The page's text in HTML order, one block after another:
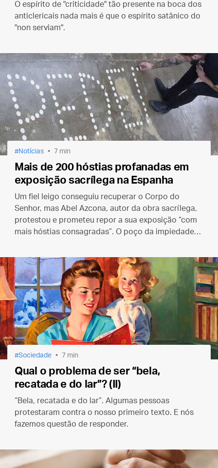
O espírito de "criticidade" tão presente na boca dos
anticlericais nada mais é que o espírito satânico do
"non serviam".
Notícias 7 min
Mais de 200 hóstias profanadas em
exposição sacrílega na Espanha
Um fiel leigo conseguiu recuperar o Corpo do
Senhor, mas Abel Azcona, autor da obra sacrílega,
protestou e prometeu repor a sua exposição “com
mais hóstias consagradas”. O poço da impiedade
Sociedade 7 min
Qual o problema de ser “bela,
recatada e do lar”? (II)
“Bela, recatada e do lar”. Algumas pessoas
protestaram contra o nosso primeiro texto. E nós
fazemos questão de responder.